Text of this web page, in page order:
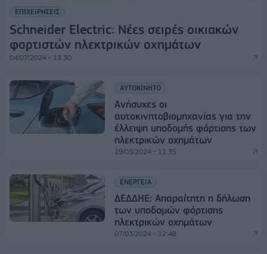
ΕΠΙΧΕΙΡΗΣΕΙΣ
Schneider Electric: Nέες σειρές οικιακών
φορτιστών ηλεκτρικών οχημάτων
04/07/2024 - 13:30
ΑΥΤΟΚΙΝΗΤΟ
Ανήσυχες οι
αυτοκινητοβιομηχανίας για την
έλλειψη υποδομής φόρτισης των
ηλεκτρικών οχημάτων
19/03/2024 - 11:35
ΕΝΕΡΓΕΙΑ
ΔΕΔΔΗΕ: Απαραίτητη η δήλωση
των υποδομών φόρτισης
ηλεκτρικών οχημάτων
07/03/2024 - 12:48